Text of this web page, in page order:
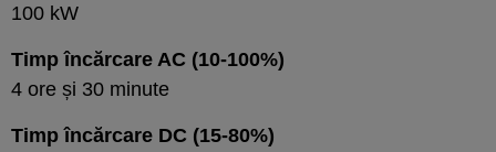
100 kW
Timp încărcare AC (10-100%)
4 ore și 30 minute
Timp încărcare DC (15-80%)